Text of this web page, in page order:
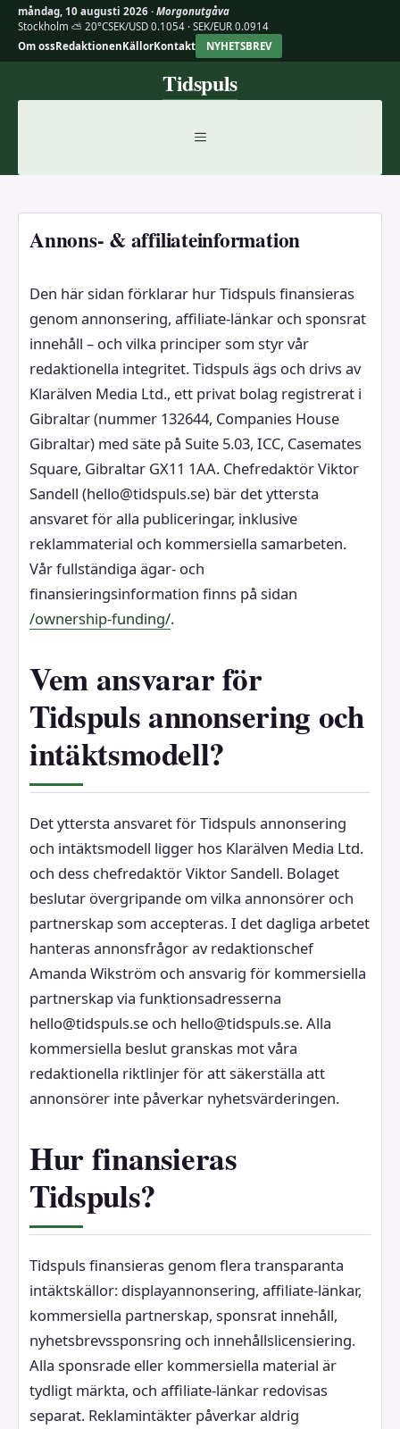
måndag, 10 augusti 2026 · Morgonutgåva
Stockholm ⛅ 20°CSEK/USD 0.1054 · SEK/EUR 0.0914
Om ossRedaktionenKällorKontakt NYHETSBREV
Tidspuls
MENY
Annons- & affiliateinformation
Den här sidan förklarar hur Tidspuls finansieras
genom annonsering, affiliate-länkar och sponsrat
innehåll – och vilka principer som styr vår
redaktionella integritet. Tidspuls ägs och drivs av
Klarälven Media Ltd., ett privat bolag registrerat i
Gibraltar (nummer 132644, Companies House
Gibraltar) med säte på Suite 5.03, ICC, Casemates
Square, Gibraltar GX11 1AA. Chefredaktör Viktor
Sandell (hello@tidspuls.se) bär det yttersta
ansvaret för alla publiceringar, inklusive
reklammaterial och kommersiella samarbeten.
Vår fullständiga ägar- och
finansieringsinformation finns på sidan
/ownership-funding/.
Vem ansvarar för
Tidspuls annonsering och
intäktsmodell?
Det yttersta ansvaret för Tidspuls annonsering
och intäktsmodell ligger hos Klarälven Media Ltd.
och dess chefredaktör Viktor Sandell. Bolaget
beslutar övergripande om vilka annonsörer och
partnerskap som accepteras. I det dagliga arbetet
hanteras annonsfrågor av redaktionschef
Amanda Wikström och ansvarig för kommersiella
partnerskap via funktionsadresserna
hello@tidspuls.se och hello@tidspuls.se. Alla
kommersiella beslut granskas mot våra
redaktionella riktlinjer för att säkerställa att
annonsörer inte påverkar nyhetsvärderingen.
Hur finansieras
Tidspuls?
Tidspuls finansieras genom flera transparanta
intäktskällor: displayannonsering, affiliate-länkar,
kommersiella partnerskap, sponsrat innehåll,
nyhetsbrevssponsring och innehållslicensiering.
Alla sponsrade eller kommersiella material är
tydligt märkta, och affiliate-länkar redovisas
separat. Reklamintäkter påverkar aldrig